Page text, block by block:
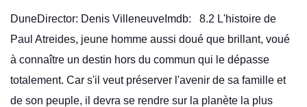
DuneDirector: Denis VilleneuveImdb: 8.2 L'histoire de
Paul Atreides, jeune homme aussi doué que brillant, voué
à connaître un destin hors du commun qui le dépasse
totalement. Car s'il veut préserver l'avenir de sa famille et
de son peuple, il devra se rendre sur la planète la plus